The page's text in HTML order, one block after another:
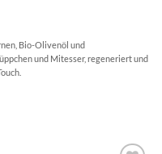
Bio-Olivenöl und
und Mitesser, regeneriert und